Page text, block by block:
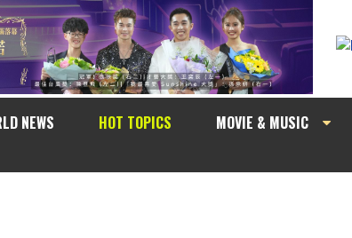
NEWS HOT TOPICS MOVIE & MUSIC